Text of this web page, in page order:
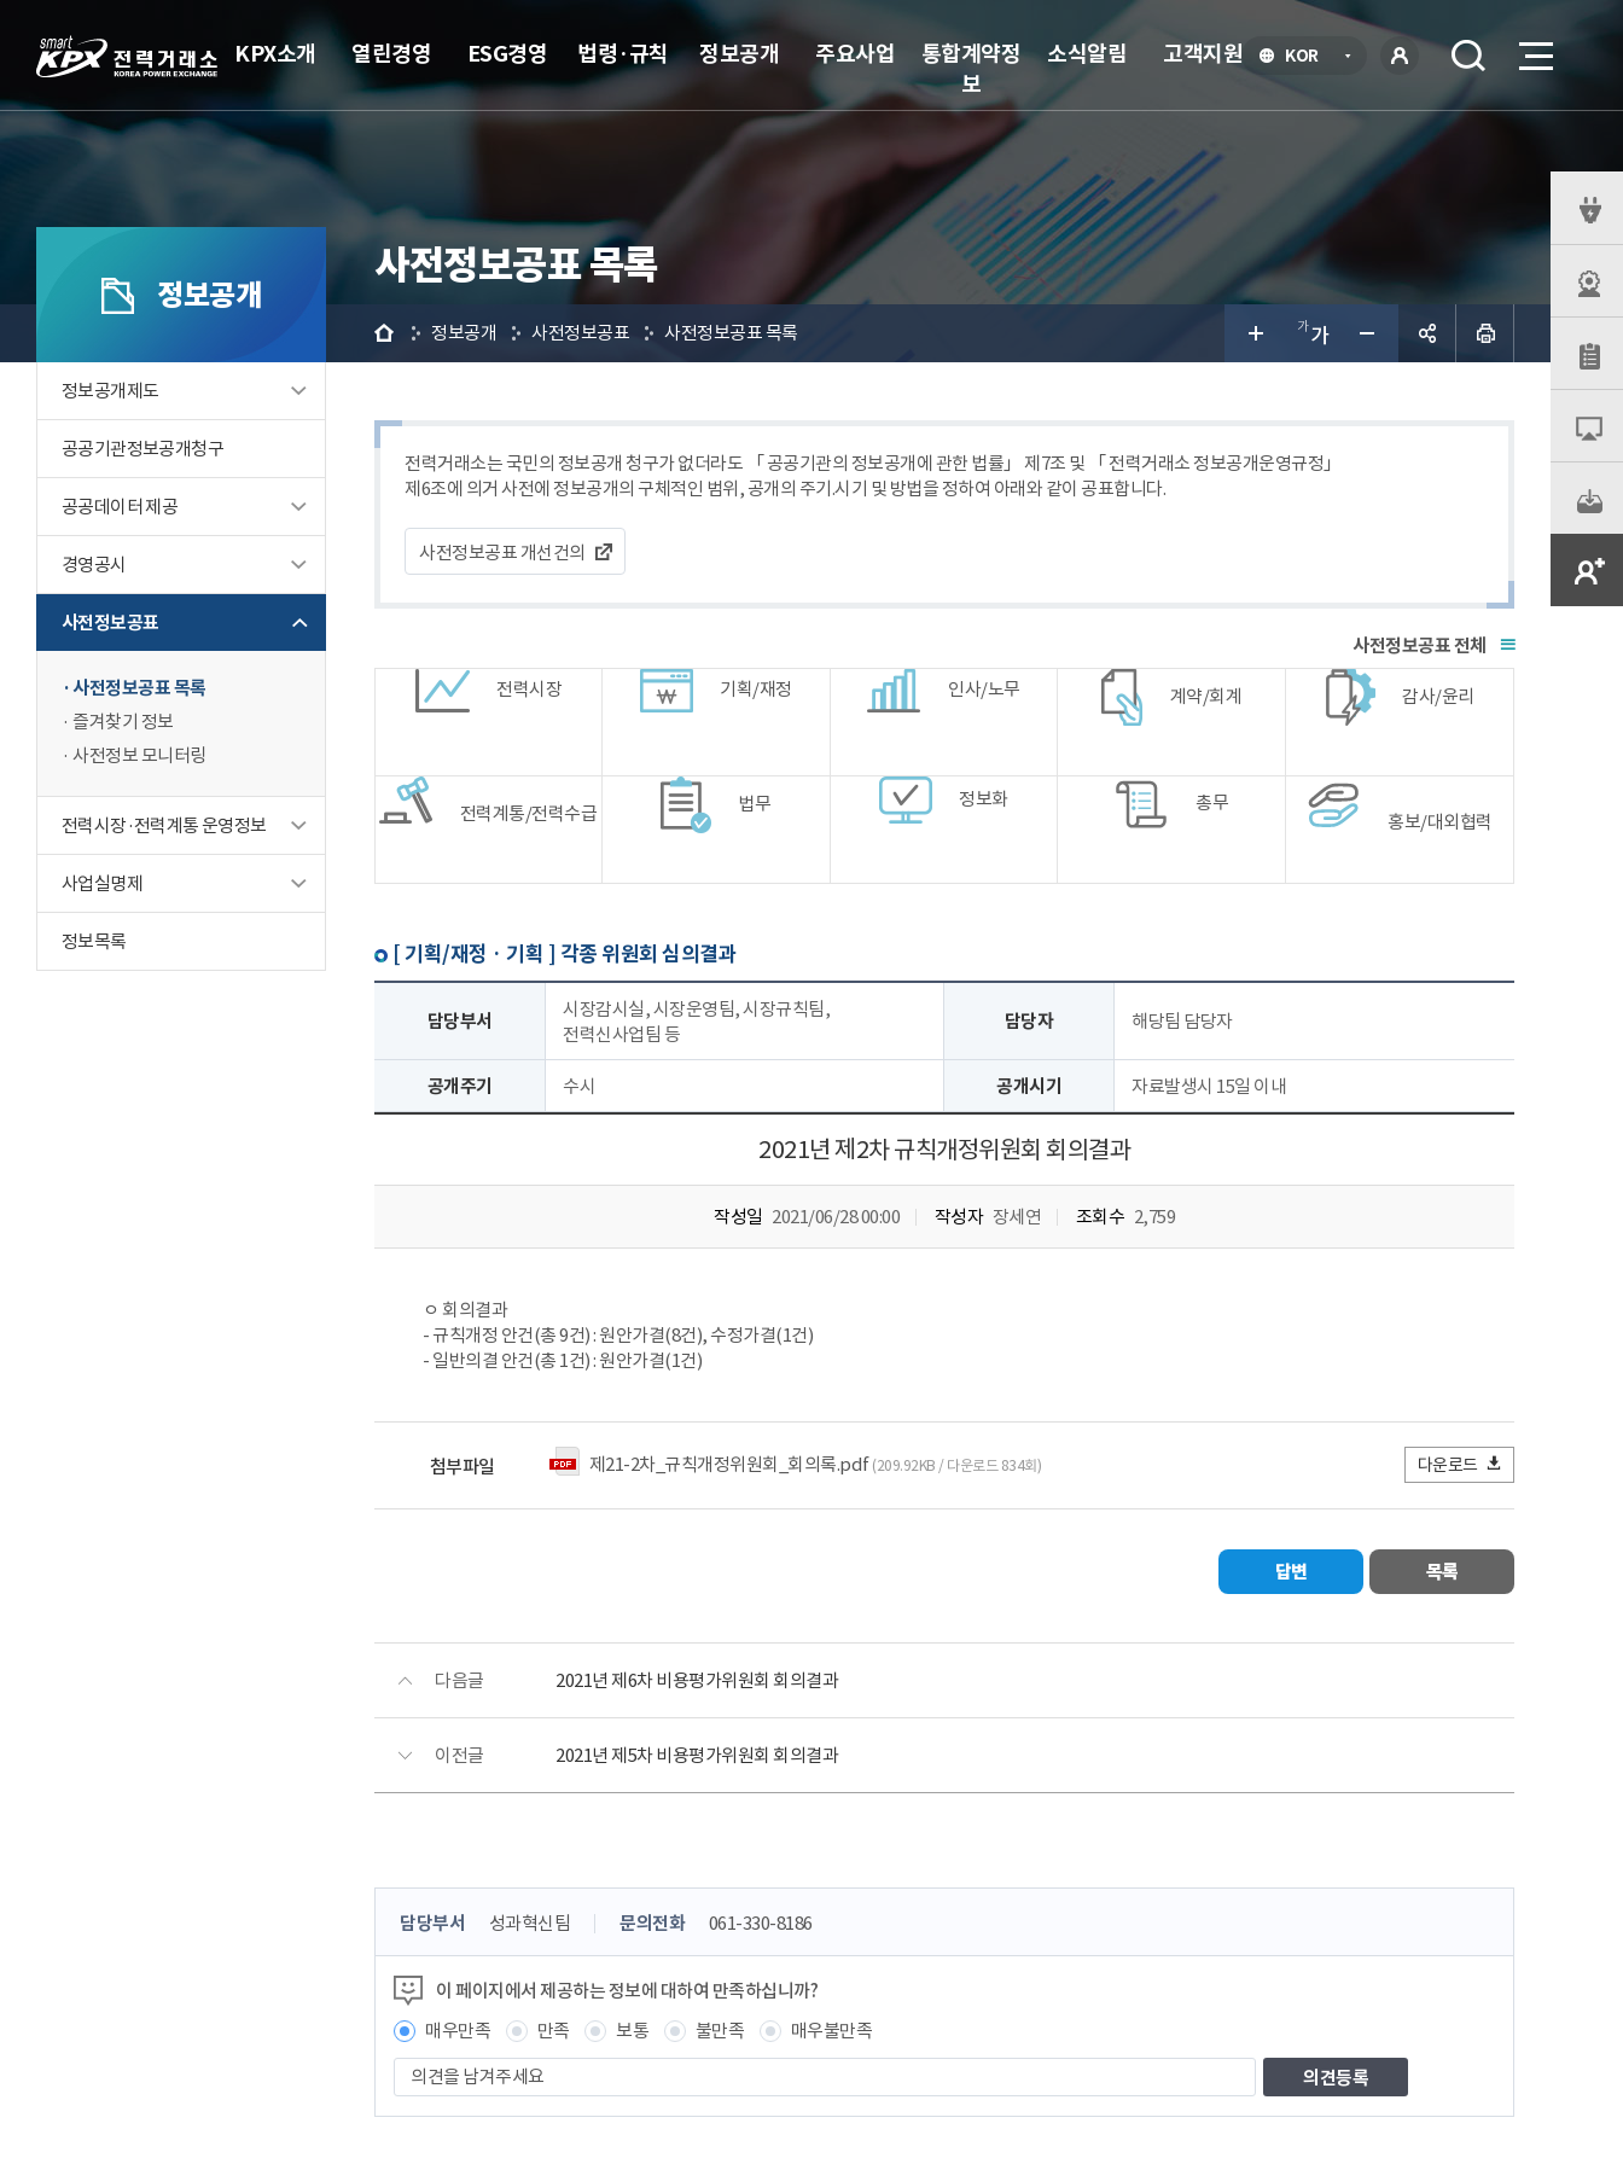
KOR언
그인
KPX소개 열린경영 ESG경영 법령·규칙 정보공개 주요사업
통합계약정
보
소식알림 고객지원
정보공개
정보공개제도
공공기관정보공개청구
공공데이터 제공
경영공시
사전정보공표
사전정보공표 목록
즐겨찾기 정보
사전정보 모니터링
전력시장·전력계통 운영정보
사업실명제
정보목록
사전정보공표 목록
홈 정보공개 사전정보공표 사전정보공표 목록
전력거래소는 국민의 정보공개 청구가 없더라도 「 공공기관의 정보공개에 관한 법률」 제7조 및 「 전력거래소 정보공개운영규정」
제6조에 의거 사전에 정보공개의 구체적인 범위, 공개의 주기.시기 및 방법을 정하여 아래와 같이 공표합니다.
사전정보공표 개선건의
전체
전력시장
기획/재정 인사/노무 계약/회계 감사/윤리
전력계통/전력수급 법무 정보화 총무
홍보/대외협력
[ 기획/재정 · 기획 ] 각종 위원회 심의결과
담당부서
시장감시실, 시장운영팀, 시장규칙팀,
전력신사업팀 등
담당자 해당팀 담당자
공개주기 수시 공개시기 자료발생시 15일 이내
2021년 제2차 규칙개정위원회 회의결과
작성일 2021/06/28 00:00 작성자 장세연 조회수 2,759
ㅇ 회의결과
- 규칙개정 안건(총 9건) : 원안가결(8건), 수정가결(1건)
- 일반의결 안건(총 1건) : 원안가결(1건)
첨부파일 제21-2차_규칙개정위원회_회의록.pdf (209.92KB / 다운로드 834회) 다운로드
답변 목록
다음글 2021년 제6차 비용평가위원회 회의결과
이전글 2021년 제5차 비용평가위원회 회의결과
콘
츠
정
보
책
임
자
담당부서 성과혁신팀 문의전화 061-330-8186
이 페이지에서 제공하는 정보에 대하여 만족하십니까?
매우만족
만족 보통 불만족
매우불만족
견
을
뉴